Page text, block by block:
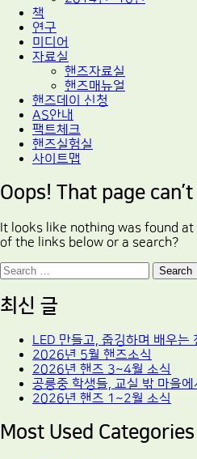
책
연구
미디어
자료실
핸즈자료실
핸즈매뉴얼
핸즈데이 신청
AS안내
팩트체크
핸즈실험실
사이트맵
Oops! That page
It looks like nothing was found
of the links below or a search?
Search
최신 글
LED 만들고, 줍깅하며 배우는
2026년 5월 핸즈소식
2026년 핸즈 3~4월 소식
공릉중 학생들, 교실 밖 마을
2026년 핸즈 1~2월 소식
Most Used Categories